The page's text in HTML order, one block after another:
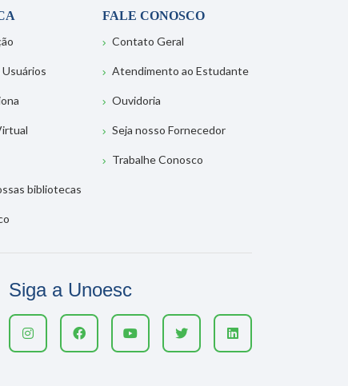
bibliotecas
FALE CONOSCO
Contato Geral
Atendimento ao Estudante
Ouvidoria
Seja nosso Fornecedor
Trabalhe Conosco
Siga a Unoesc